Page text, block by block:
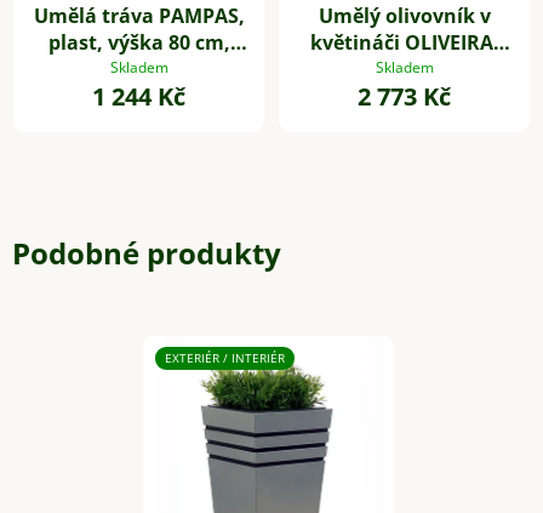
Umělá tráva PAMPAS,
plast, výška 80 cm,
zelená
Skladem
1 244 Kč
Umělý olivovník v
květináči OLIVEIRA,
plast, výška 60 cm
Skladem
2 773 Kč
Podobné produkty
EXTERIÉR / INTERIÉR